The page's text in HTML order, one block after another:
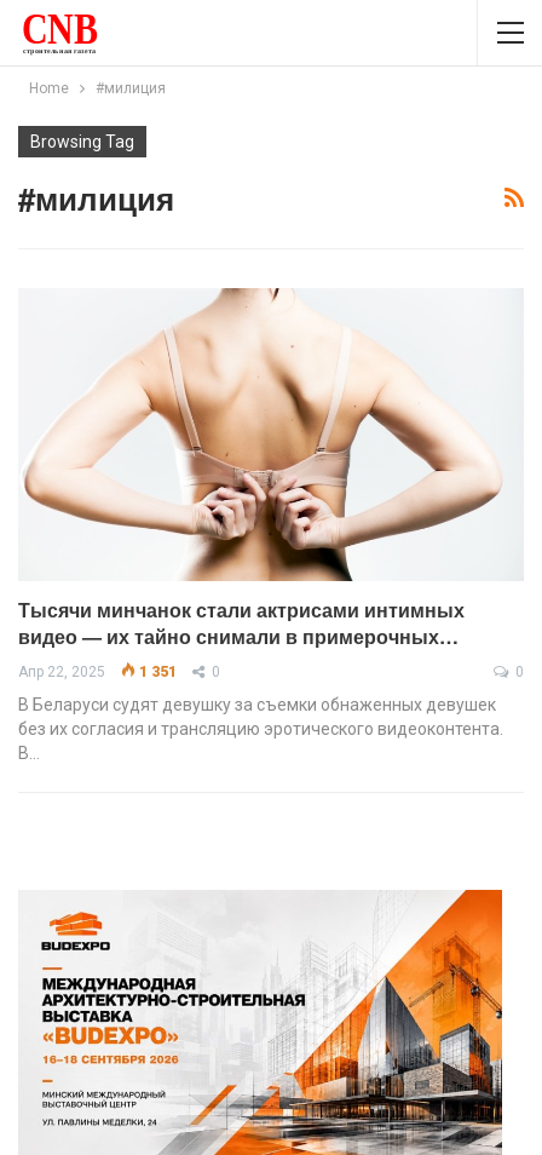
Home #милиция
Browsing Tag
#милиция
Тысячи минчанок стали актрисами интимных
видео — их тайно снимали в примерочных…
Апр 22, 2025 1 351 0 0
В Беларуси судят девушку за съемки обнаженных девушек
без их согласия и трансляцию эротического видеоконтента.
В…